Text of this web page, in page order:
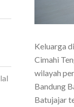
Keluarga
Cimahi
wilayah
Bandung
Batujajar